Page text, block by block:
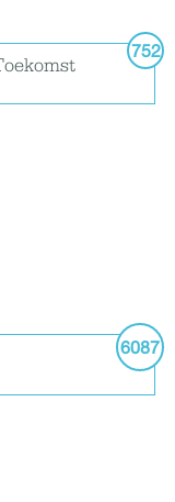
752
6087